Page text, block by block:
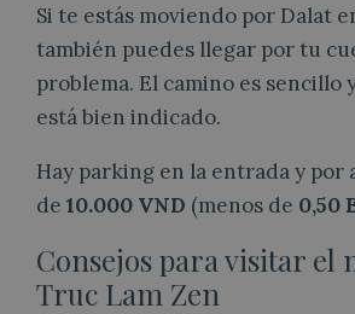
Si te estás moviendo por Dalat
también puedes llegar por tu
problema. El camino es sencillo
está bien indicado.
Hay parking en la entrada y por
de 10.000 VND (menos de 0,50
Consejos para visitar el
Truc Lam Zen